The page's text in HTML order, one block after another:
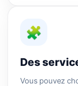
🧩
Des
Vous pouvez